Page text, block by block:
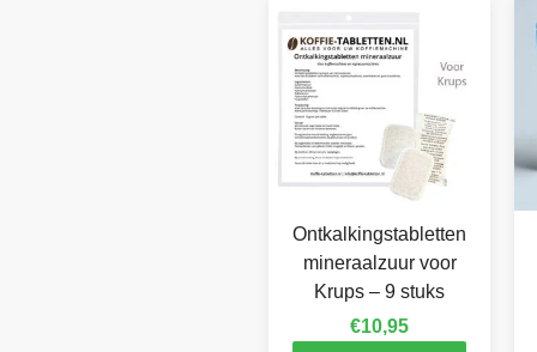
Ontkalkingstabletten
mineraalzuur voor
Krups – 9 stuks
€10,95